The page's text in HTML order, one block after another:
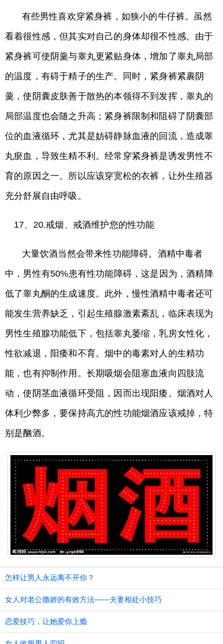
有些男性喜欢穿紧身裤，如狭小的牛仔裤。虽然
看着很性感，但其实对自己的身体却很不性感。由于
紧身裤可使阴羹与睾丸更紧贴身体，增加了睾丸局部
的温度，有碍于精子的生产。同时，紧身裤紧裹阴
羹，使阴囊皮肤善于散热的本领得不到发挥，睾丸的
局部温度也会随之升高；紧身裤限制和阻碍了阴囊部
位的血液循环，尤其是妨碍静脉血液的回流，造成睾
丸瘀血，导致生精不利。经常穿紧身裤是诱发男性不
育的原因之一。所以应该穿宽松的衣裤，让外生殖器
充分舒展自由呼吸。
17、20.戒烟、戒酒维护您的性功能
大量饮酒当然会带来性功能障碍。酒精中毒者
中，男性有50%患有性功能障碍，这是因为，酒精降
低了睾丸酮的生成速度。此外，慢性酒精中毒者还可
能发生营养缺乏，引起生殖腺激素紊乱，临床表现为
男性生殖腺功能低下，包括睾丸萎缩，乳房女性化，
性欲减退，阳痿和不育。烟中的毒素对人的生精功
能，也有抑制作用。长期吸烟会阻塞血液向四肢流
动，使阴茎血液循环受阻，因而出现阳痿。烟酒对人
体利少弊多，要保持高亢的性功能烟酒应该戒掉，特
别是酗酒。
怎样让男人永远离不开你？
女人对老公撒娇的有效方法——夫妻相处小技巧
恋爱技巧，让她爱你上瘾